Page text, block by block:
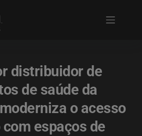
distribuidor de
de saúde da
o acesso
espaços de